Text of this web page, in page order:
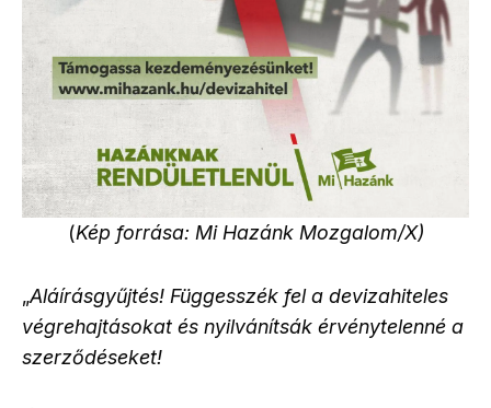
(Kép forrása: Mi Hazánk Mozgalom/X)
„Aláírásgyűjtés! Függesszék fel a devizahiteles
végrehajtásokat és nyilvánítsák érvénytelenné a
szerződéseket!